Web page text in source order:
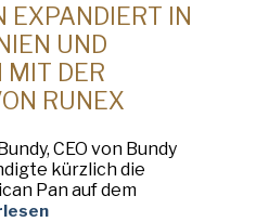
EXPANDIERT IN
UND S
DER Ü
RUNEX
CEO von Bundy
kürzlich die
Pan auf dem